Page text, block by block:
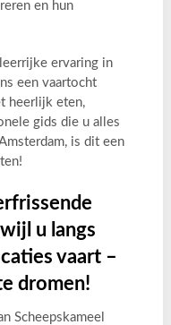
en hun
ervaring in
een vaartocht
heerlijk eten,
gids die u alles
is dit een
u langs
vaart –
dromen!
Scheepskameel